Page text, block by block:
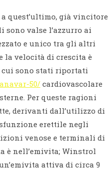
a quest’ultimo, già vincitore
sono valse l’azzurro ai
e unico tra gli altri
la velocità di crescita è
cui sono stati riportati
50/ cardiovascolare
Per queste ragioni
derivanti dall’utilizzo di
erettile negli
venose e terminali di
è nell’emivita; Winstrol
attiva di circa 9